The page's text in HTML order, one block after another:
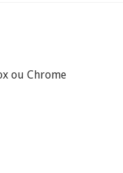
ou Chrome